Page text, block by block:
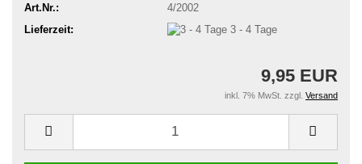
Art.Nr.:
4/2002
Lieferzeit:
3 - 4 Tage
9,95 EUR
inkl. 7% MwSt. zzgl. Versand